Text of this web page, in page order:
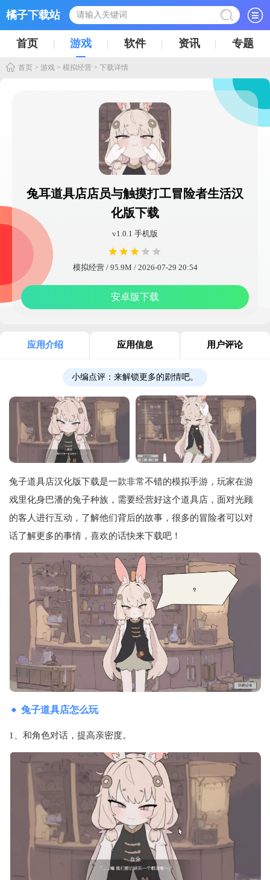
橘子下载站
首页 游戏 软件 资讯 专题
首页 > 游戏 > 模拟经营 > 下载详情
兔耳道具店店员与触摸打工冒险者生活汉
化版下载
v1.0.1 手机版
模拟经营 / 95.9M / 2026-07-29 20:54
安卓版下载
应用介绍 应用信息 用户评论
小编点评： 来解锁更多的剧情吧。
兔子道具店汉化版下载是一款非常不错的模拟手游，玩家在游
戏里化身巴潘的兔子种族，需要经营好这个道具店，面对光顾
的客人进行互动，了解他们背后的故事，很多的冒险者可以对
话了解更多的事情，喜欢的话快来下载吧！
兔子道具店怎么玩
1、和角色对话，提高亲密度。